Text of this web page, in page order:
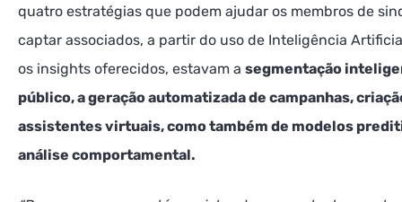
quatro estratégias que podem ajudar os membros de
captar associados, a partir do uso de Inteligência
os insights oferecidos, estavam a segmentação
público, a geração automatizada de campanhas,
assistentes virtuais, como também de modelos
análise comportamental.